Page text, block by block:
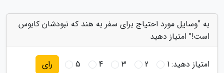
به "وسایل مورد احتیاج برای سفر به هند که نبودشان کابوس
است!" امتیاز دهید
امتیاز دهید:1
2
3
4
5 رای